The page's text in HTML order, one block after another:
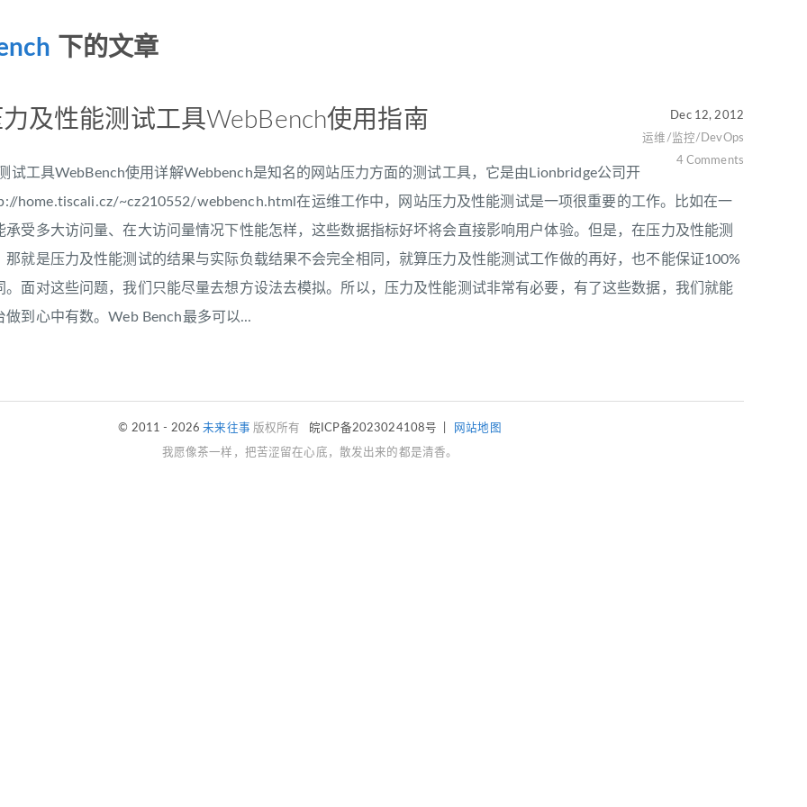
下的文章
Dec 12, 2012
运维/监控/DevOps
4 Comments
及性能测试工具WebBench使用指南
试工具WebBench使用详解Webbench是知名的网站压力方面的测试工具，它是由Lionbridge公司开
home.tiscali.cz/~cz210552/webbench.html在运维工作中，网站压力及性能测试是一项很重要的工作。比如在一
承受多大访问量、在大访问量情况下性能怎样，这些数据指标好坏将会直接影响用户体验。但是，在压力及性能测
那就是压力及性能测试的结果与实际负载结果不会完全相同，就算压力及性能测试工作做的再好，也不能保证100%
。面对这些问题，我们只能尽量去想方设法去模拟。所以，压力及性能测试非常有必要，有了这些数据，我们就能
做到心中有数。Web Bench最多可以...
© 2011 - 2026未来往事 版权所有 皖ICP备2023024108号 网站地图
我愿像茶一样，把苦涩留在心底，散发出来的都是清香。